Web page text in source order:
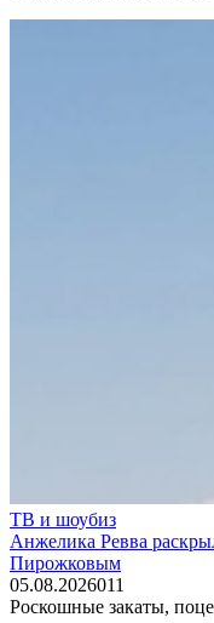
ТВ и шоубиз
Анжелика Ревва
Пирожковым
05.08.2026011
Роскошные закаты,